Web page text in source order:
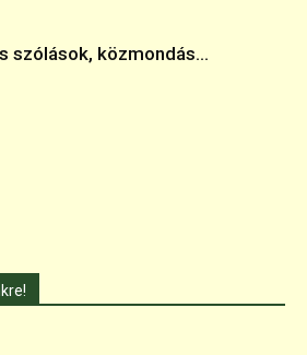
szólások, közmondás...